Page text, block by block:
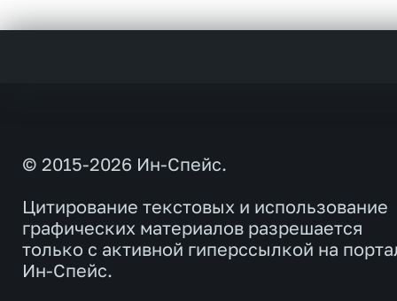
© 2015-2026 Ин-Спейс.
Цитирование текстовых и использование
графических материалов разрешается
только с активной гиперссылкой на
Ин-Спейс.